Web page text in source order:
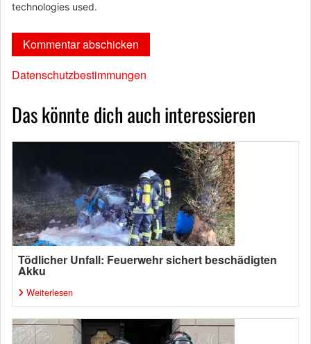
technologies used.
Datenschutzbestimmungen
Das könnte dich auch interessieren
Tödlicher Unfall: Feuerwehr sichert beschädigten
Akku
Weiterlesen